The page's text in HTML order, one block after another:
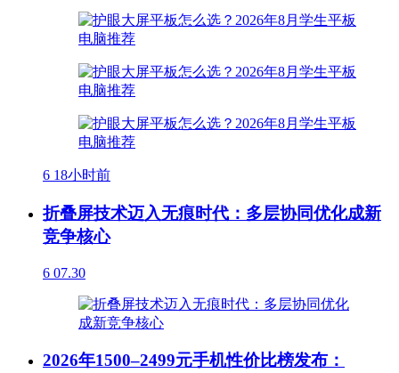
6 18小时前
折叠屏技术迈入无痕时代：多层协同优化成新
竞争核心
6 07.30
2026年1500–2499元手机性价比榜发布：